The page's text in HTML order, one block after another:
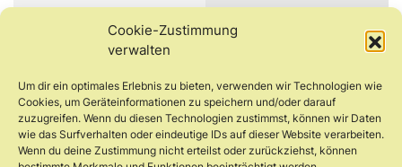
Cookie-Zustimmung
verwalten
Um dir ein optimales Erlebnis zu bieten, verwenden wir Technologien wie
Cookies, um Geräteinformationen zu speichern und/oder darauf
zuzugreifen. Wenn du diesen Technologien zustimmst, können wir Daten
wie das Surfverhalten oder eindeutige IDs auf dieser Website verarbeiten.
Wenn du deine Zustimmung nicht erteilst oder zurückziehst, können